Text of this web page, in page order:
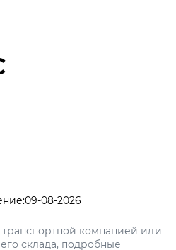
09-08-2026
компанией или
склада, подробные